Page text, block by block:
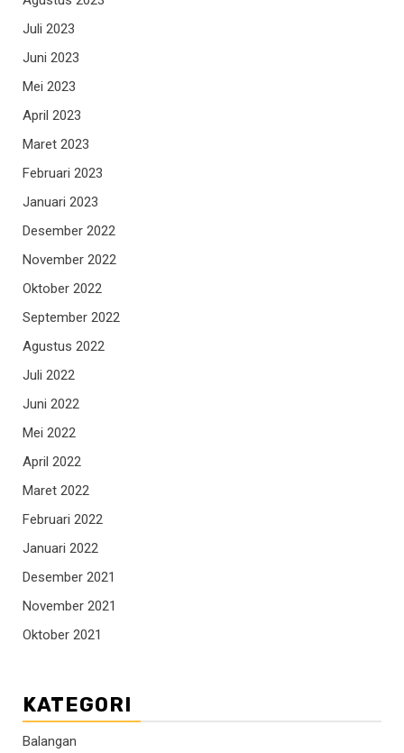
Juli 2023
Juni 2023
Mei 2023
April 2023
Maret 2023
Februari 2023
Januari 2023
Desember 2022
November 2022
Oktober 2022
September 2022
Agustus 2022
Juli 2022
Juni 2022
Mei 2022
April 2022
Maret 2022
Februari 2022
Januari 2022
Desember 2021
November 2021
Oktober 2021
KATEGORI
Balangan